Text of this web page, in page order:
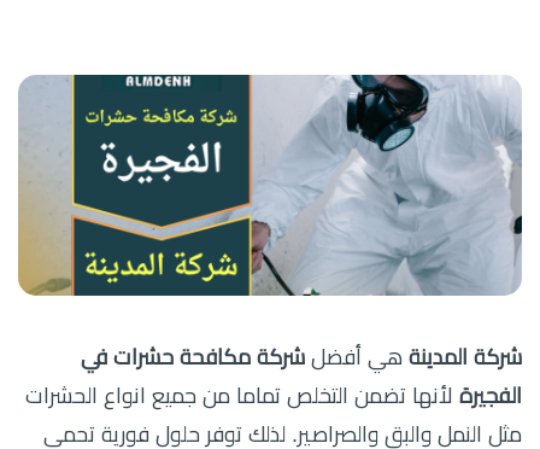
شركة المدينة هي أفضل شركة مكافحة حشرات في
الفجيرة لأنها تضمن التخلص تماما من جميع انواع الحشرات
مثل النمل والبق والصراصير. لذلك توفر حلول فورية تحمي